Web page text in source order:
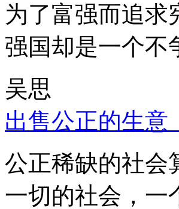
为了富强而追求
强国却是一个不
吴思
出售公正的生意
公正稀缺的社会
一切的社会，一